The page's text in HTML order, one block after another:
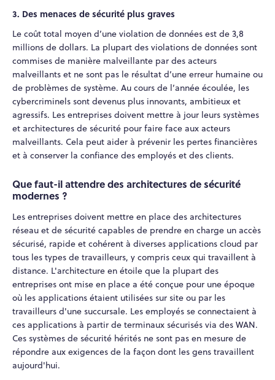
3. Des menaces de sécurité plus graves
Le coût total moyen d’une violation de données est de 3,8
millions de dollars. La plupart des violations de données sont
commises de manière malveillante par des acteurs
malveillants et ne sont pas le résultat d’une erreur humaine ou
de problèmes de système. Au cours de l’année écoulée, les
cybercriminels sont devenus plus innovants, ambitieux et
agressifs. Les entreprises doivent mettre à jour leurs systèmes
et architectures de sécurité pour faire face aux acteurs
malveillants. Cela peut aider à prévenir les pertes financières
et à conserver la confiance des employés et des clients.
Que faut-il attendre des architectures de sécurité
modernes ?
Les entreprises doivent mettre en place des architectures
réseau et de sécurité capables de prendre en charge un accès
sécurisé, rapide et cohérent à diverses applications cloud par
tous les types de travailleurs, y compris ceux qui travaillent à
distance. L'architecture en étoile que la plupart des
entreprises ont mise en place a été conçue pour une époque
où les applications étaient utilisées sur site ou par les
travailleurs d'une succursale. Les employés se connectaient à
ces applications à partir de terminaux sécurisés via des WAN.
Ces systèmes de sécurité hérités ne sont pas en mesure de
répondre aux exigences de la façon dont les gens travaillent
aujourd'hui.